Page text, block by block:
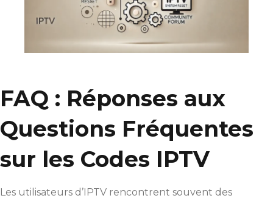
FAQ : Réponses aux
Questions Fréquentes
sur les Codes IPTV
Les utilisateurs d’IPTV rencontrent souvent des